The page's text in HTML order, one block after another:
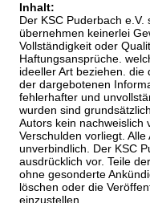
Inhalt:
Der KSC Puderbach
übernehmen keinerlei
Vollständigkeit oder
Haftungsansprüche.
ideeller Art beziehen.
der dargebotenen
fehlerhafter und
wurden sind
Autors kein nachweislich
Verschulden vorliegt.
unverbindlich. Der KSC
ausdrücklich vor. Teile
ohne gesonderte
löschen oder die
einzustellen.